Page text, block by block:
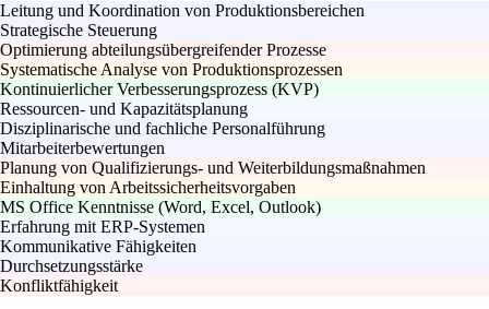
Leitung und Koordination von Produktionsbereichen
Strategische Steuerung
Optimierung abteilungsübergreifender Prozesse
Systematische Analyse von Produktionsprozessen
Kontinuierlicher Verbesserungsprozess (KVP)
Ressourcen- und Kapazitätsplanung
Disziplinarische und fachliche Personalführung
Mitarbeiterbewertungen
Planung von Qualifizierungs- und Weiterbildungsmaßnahmen
Einhaltung von Arbeitssicherheitsvorgaben
MS Office Kenntnisse (Word, Excel, Outlook)
Erfahrung mit ERP-Systemen
Kommunikative Fähigkeiten
Durchsetzungsstärke
Konfliktfähigkeit